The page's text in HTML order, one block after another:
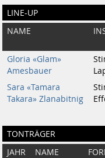
LINE-UP
NAME
Gloria «Glam»
Amesbauer
Sara «Tamara
Takara» Zlanabitnig
TONTRÄGER
JAHR NAME